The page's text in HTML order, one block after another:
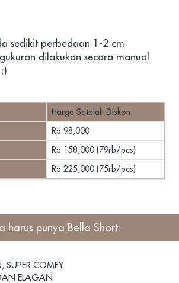
sedikit perbedaan 1-2 cm
dilakukan secara manual
Harga Setelah Diskon
Rp 98,000
Rp 158,000 (79rb/pcs)
Rp 225,000 (75rb/pcs)
harus punya Bella Short:
SUPER COMFY
ELAGAN